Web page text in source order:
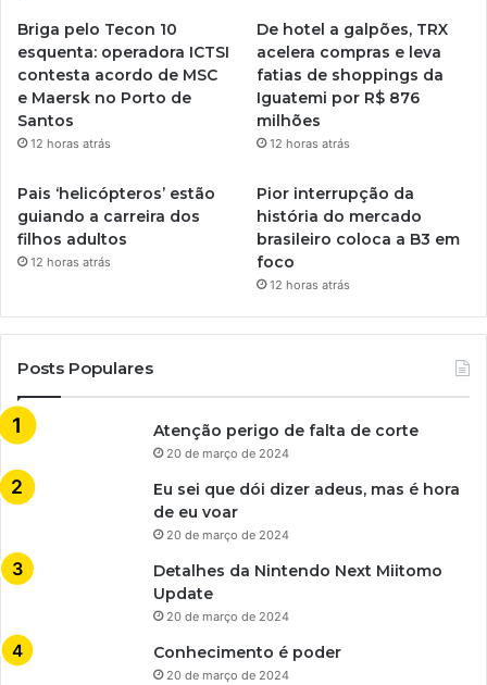
Briga pelo Tecon 10
esquenta: operadora ICTSI
contesta acordo de MSC
e Maersk no Porto de
Santos
12 horas atrás
De hotel a galpões, TRX
acelera compras e leva
fatias de shoppings da
Iguatemi por R$ 876
milhões
12 horas atrás
Pais ‘helicópteros’ estão
guiando a carreira dos
filhos adultos
12 horas atrás
Pior interrupção da
história do mercado
brasileiro coloca a B3 em
foco
12 horas atrás
Posts Populares
Atenção perigo de falta de corte
20 de março de 2024
Eu sei que dói dizer adeus, mas é hora
de eu voar
20 de março de 2024
Detalhes da Nintendo Next Miitomo
Update
20 de março de 2024
Conhecimento é poder
20 de março de 2024